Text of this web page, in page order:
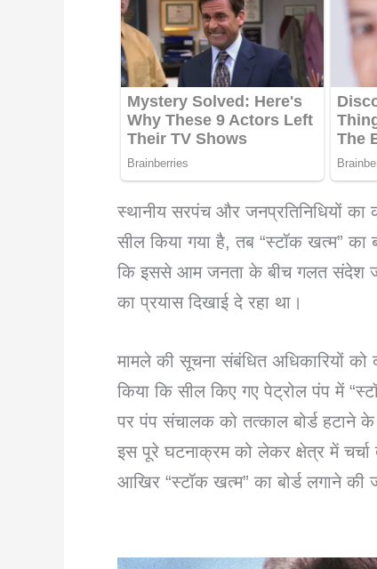
स्थानीय सरपंच और जनप्रतिनिधियों का
सील किया गया है, तब “स्टॉक खत्म” का
कि इससे आम जनता के बीच गलत संदेश जा
का प्रयास दिखाई दे रहा था।
मामले की सूचना संबंधित अधिकारियों को
किया कि सील किए गए पेट्रोल पंप में
पर पंप संचालक को तत्काल बोर्ड हटाने के
इस पूरे घटनाक्रम को लेकर क्षेत्र में
आखिर “स्टॉक खत्म” का बोर्ड लगाने